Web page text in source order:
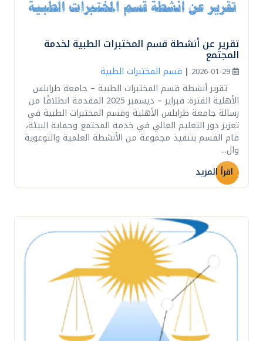
تقرير عن أنشطة قسم المختبرات الطبية لخدمة
المجتمع
2026-01-29
| قسم المختبرات الطبية
تقرير أنشطة قسم المختبرات الطبية – جامعة طرابلس
الأهلية الفترة: فبراير – ديسمبر 2025 المقدمة انطلاقًا من
رسالة جامعة طرابلس الأهلية وقسم المختبرات الطبية في
تعزيز دور التعليم العالي في خدمة المجتمع وحماية البيئة،
قام القسم بتنفيذ مجموعة من الأنشطة العلمية والتوعوية
وال...
اقرأ المزيد